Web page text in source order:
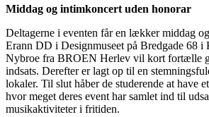
Middag og intimkoncert uden honorar
Deltagerne i eventen får en lækker middag
Erann DD i Designmuseet på Bredgade 68 i
Nybroe fra BROEN Herlev vil kort fortælle
indsats. Derefter er lagt op til en
lokaler. Til slut håber de studerende at have
hvor meget deres event har samlet ind til
musikaktiviteter i fritiden.